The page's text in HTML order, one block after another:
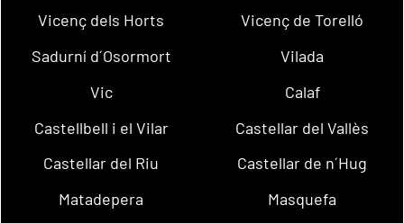
Vicenç dels Horts
Vicenç de Torelló
Sadurní d´Osormort
Vilada
Vic
Calaf
Castellbell i el Vilar
Castellar del Vallès
Castellar del Riu
Castellar de n´Hug
Matadepera
Masquefa